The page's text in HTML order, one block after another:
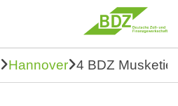
Hannover 4 BDZ